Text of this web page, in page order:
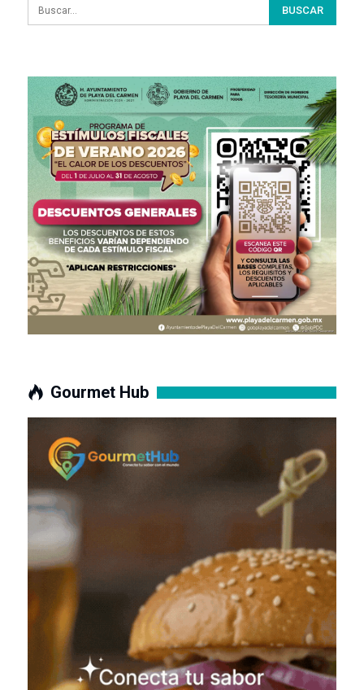
Gourmet Hub